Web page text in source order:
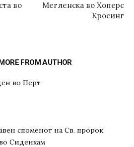
во
Мегленска во Хоперс
Кросинг
FROM AUTHOR
во Перт
споменот на Св. пророк
Сиденхам